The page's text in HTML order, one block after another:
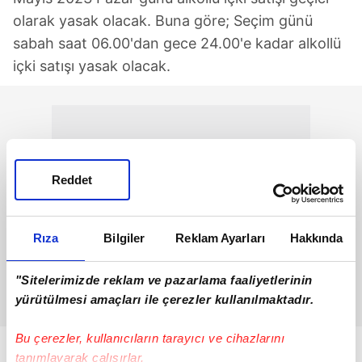
Rıza Bilgiler Reklam Ayarları Hakkında
"Sitelerimizde reklam ve pazarlama faaliyetlerinin
yürütülmesi amaçları ile çerezler kullanılmaktadır.
Bu çerezler, kullanıcıların tarayıcı ve cihazlarını
tanımlayarak çalışırlar.
Reddet
olarak yasak olacak. Buna göre; Seçim günü
sabah saat 06.00'dan gece 24.00'e kadar alkollü
içki satışı yasak olacak.